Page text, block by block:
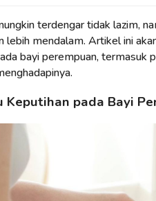
terdengar tidak lazim,
lebih mendalam. Artikel ini
bayi perempuan, termasuk
Keputihan pada Bayi